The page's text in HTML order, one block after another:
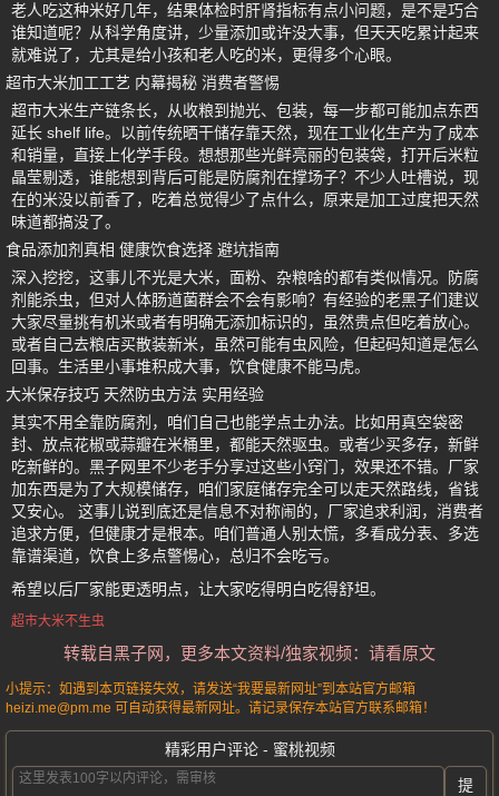
老人吃这种米好几年，结果体检时肝肾指标有点小问题，是不是巧合
谁知道呢？从科学角度讲，少量添加或许没大事，但天天吃累计起来
就难说了，尤其是给小孩和老人吃的米，更得多个心眼。
超市大米加工工艺 内幕揭秘 消费者警惕
超市大米生产链条长，从收粮到抛光、包装，每一步都可能加点东西
延长 shelf life。以前传统晒干储存靠天然，现在工业化生产为了成本
和销量，直接上化学手段。想想那些光鲜亮丽的包装袋，打开后米粒
晶莹剔透，谁能想到背后可能是防腐剂在撑场子？不少人吐槽说，现
在的米没以前香了，吃着总觉得少了点什么，原来是加工过度把天然
味道都搞没了。
食品添加剂真相 健康饮食选择 避坑指南
深入挖挖，这事儿不光是大米，面粉、杂粮啥的都有类似情况。防腐
剂能杀虫，但对人体肠道菌群会不会有影响？有经验的老黑子们建议
大家尽量挑有机米或者有明确无添加标识的，虽然贵点但吃着放心。
或者自己去粮店买散装新米，虽然可能有虫风险，但起码知道是怎么
回事。生活里小事堆积成大事，饮食健康不能马虎。
大米保存技巧 天然防虫方法 实用经验
其实不用全靠防腐剂，咱们自己也能学点土办法。比如用真空袋密
封、放点花椒或蒜瓣在米桶里，都能天然驱虫。或者少买多存，新鲜
吃新鲜的。黑子网里不少老手分享过这些小窍门，效果还不错。厂家
加东西是为了大规模储存，咱们家庭储存完全可以走天然路线，省钱
又安心。 这事儿说到底还是信息不对称闹的，厂家追求利润，消费者
追求方便，但健康才是根本。咱们普通人别太慌，多看成分表、多选
靠谱渠道，饮食上多点警惕心，总归不会吃亏。
希望以后厂家能更透明点，让大家吃得明白吃得舒坦。
超市大米不生虫
转载自黑子网，更多本文资料/独家视频：请看原文
小提示：如遇到本页链接失效，请发送“我要最新网址”到本站官方邮箱
heizi.me@pm.me 可自动获得最新网址。请记录保存本站官方联系邮箱！
精彩用户评论 - 蜜桃视频
提